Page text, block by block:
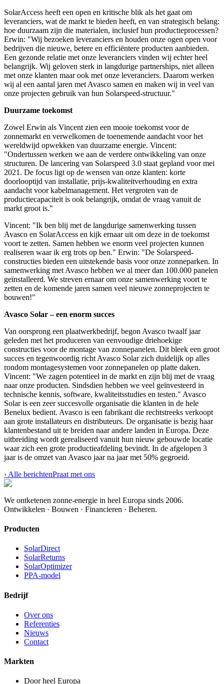
SolarAccess heeft een open en kritische blik als het gaat om
leveranciers, wat de markt te bieden heeft, en van strategisch belang:
hoe duurzaam zijn die materialen, inclusief hun productieprocessen?
Erwin: "Wij bezoeken leveranciers en houden onze ogen open voor
bedrijven die nieuwe, betere en efficiëntere producten aanbieden.
Een gezonde relatie met onze leveranciers vinden wij echter heel
belangrijk. Wij geloven sterk in langdurige partnerships, niet alleen
met onze klanten maar ook met onze leveranciers. Daarom werken
wij al een aantal jaren met Avasco samen en maken wij in veel van
onze projecten gebruik van hun Solarspeed-structuur."
Duurzame toekomst
Zowel Erwin als Vincent zien een mooie toekomst voor de
zonnemarkt en verwelkomen de toenemende aandacht voor het
wereldwijd opwekken van duurzame energie. Vincent:
"Ondertussen werken we aan de verdere ontwikkeling van onze
structuren. De lancering van Solarspeed 3.0 staat gepland voor mei
2021. De focus ligt op de wensen van onze klanten: korte
doorlooptijd van installatie, prijs-kwaliteitverhouding en extra
aandacht voor kabelmanagement. Het vergroten van de
productiecapaciteit is ook belangrijk, omdat de vraag vanuit de
markt groot is."
Vincent: "Ik ben blij met de langdurige samenwerking tussen
Avasco en SolarAccess en kijk ernaar uit om deze in de toekomst
voort te zetten. Samen hebben we enorm veel projecten kunnen
realiseren waar ik erg trots op ben." Erwin: "De Solarspeed-
constructies bieden een uitstekende basis voor onze zonneparken. In
samenwerking met Avasco hebben we al meer dan 100.000 panelen
geïnstalleerd. We streven ernaar om onze samenwerking voort te
zetten en de komende jaren samen veel nieuwe zonneprojecten te
bouwen!"
Avasco Solar – een enorm succes
Van oorsprong een plaatwerkbedrijf, begon Avasco twaalf jaar
geleden met het produceren van eenvoudige driehoekige
constructies voor de montage van zonnepanelen. Dit bleek een groot
succes en tegenwoordig richt Avasco Solar zich duidelijk op alles
rondom montagesystemen voor zonnepanelen op platte daken.
Vincent: "We zagen potentieel in de markt en zijn blij met de vraag
naar onze producten. Sindsdien hebben we veel geïnvesteerd in
technische kennis, software, kwaliteitsstudies en testen." Avasco
Solar is een zeer succesvolle organisatie die klanten in de hele
Benelux bedient. Avasco is een fabrikant die rechtstreeks verkoopt
aan grote installateurs en distributeurs. De organisatie is bezig haar
klantenbestand uit te breiden naar andere landen in Europa. Deze
uitbreiding wordt gerealiseerd vanuit hun nieuw gebouwde locatie
waar zich een grote productieafdeling bevindt. In de afgelopen 3
jaar is de omzet van Avasco jaar na jaar met 50% gegroeid.
‹ Alle berichtenPraat met ons
We ontketenen zonne-energie in heel Europa sinds 2006.
Ontwikkelen · Bouwen · Financieren · Beheren.
Producten
SolarDirect
SolarReturns
SolarOptimizer
PPA-model
Bedrijf
Over ons
Referenties
Nieuws
Contact
Markten
Door heel Europa